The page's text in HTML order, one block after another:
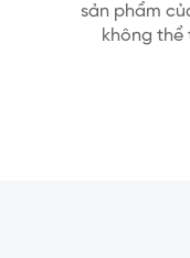
sản phẩm
không thể